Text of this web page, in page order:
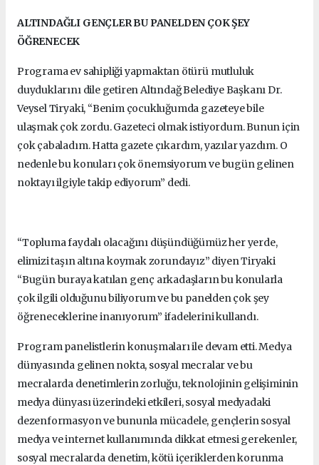
ALTINDAĞLI GENÇLER BU PANELDEN ÇOK ŞEY
ÖĞRENECEK
Programa ev sahipliği yapmaktan ötürü mutluluk
duyduklarını dile getiren Altındağ Belediye Başkanı Dr.
Veysel Tiryaki, “Benim çocukluğumda gazeteye bile
ulaşmak çok zordu. Gazeteci olmak istiyordum. Bunun için
çok çabaladım. Hatta gazete çıkardım, yazılar yazdım. O
nedenle bu konuları çok önemsiyorum ve bugün gelinen
noktayı ilgiyle takip ediyorum” dedi.
“Topluma faydalı olacağını düşündüğümüz her yerde,
elimizi taşın altına koymak zorundayız” diyen Tiryaki
“Bugün buraya katılan genç arkadaşların bu konularla
çok ilgili olduğunu biliyorum ve bu panelden çok şey
öğreneceklerine inanıyorum” ifadelerini kullandı.
Program panelistlerin konuşmaları ile devam etti. Medya
dünyasında gelinen nokta, sosyal mecralar ve bu
mecralarda denetimlerin zorluğu, teknolojinin gelişiminin
medya dünyası üzerindeki etkileri, sosyal medyadaki
dezenformasyon ve bununla mücadele, gençlerin sosyal
medya ve internet kullanımında dikkat etmesi gerekenler,
sosyal mecralarda denetim, kötü içeriklerden korunma